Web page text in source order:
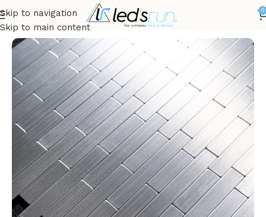
Skip to navigation
Skip to main content
0
INTÉRIEUR Décorations Murales Mosaïque Adhésive